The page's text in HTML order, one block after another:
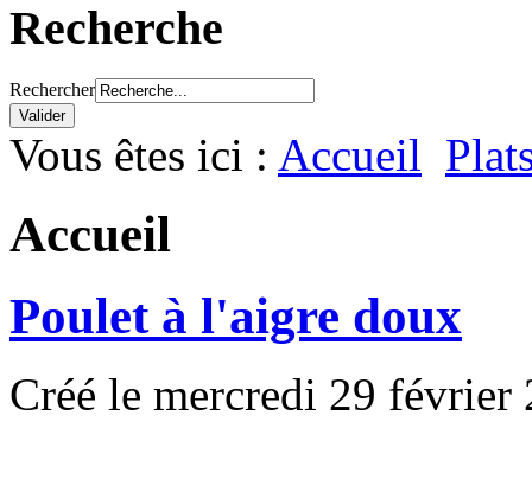
Recherche
Rechercher
Vous êtes ici : Accueil
Accueil
Poulet à l'aigre doux
Créé le mercredi 29 février